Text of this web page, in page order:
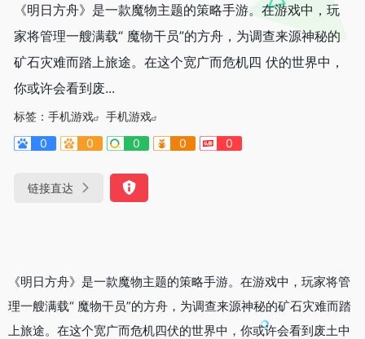
《明日方舟》是一款魔物主题的策略手游。在游戏中，玩
家将管理一艘满载“ 魔物干员”的方舟，为调查来源神秘的
矿石灾难而踏上旅途。在这个宽广而危机四 伏的世界中，
你或许会看到废...
标签： 手机游戏
手机游戏
0
0 0 0 0
链接直达
《明日方舟》是一款魔物主题的策略手游。在游戏中，玩家将管
理一艘满载“ 魔物干员”的方舟，为调查来源神秘的矿石灾难而踏
上旅途。在这个宽广而危机四伏的世界中，你或许会看到废土中